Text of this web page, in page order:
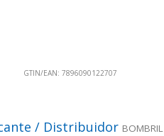
GTIN/EAN: 7896090122707
/ Distribuidor BOMBRIL